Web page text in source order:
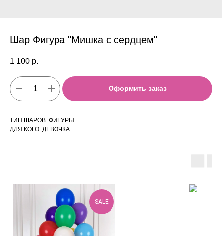
Шар Фигура "Мишка с сердцем"
1 100 р.
Оформить заказ
ТИП ШАРОВ: ФИГУРЫ
ДЛЯ КОГО: ДЕВОЧКА
SALE